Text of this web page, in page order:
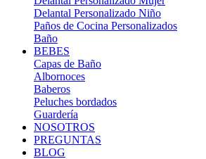
Delantal Personalizado Niño
Paños de Cocina Personalizados
Baño
BEBES
Capas de Baño
Albornoces
Baberos
Peluches bordados
Guardería
NOSOTROS
PREGUNTAS
BLOG